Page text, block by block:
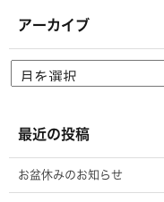
アーカイブ
最近の投稿
お盆休みのお知らせ